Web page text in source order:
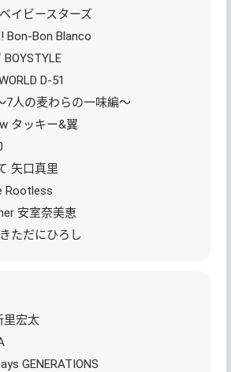
イビースターズ
Bon-Bon Blanco
D-51
7人の麦わらの一味編～
タッキー&翼
矢口真里
Rootless
安室奈美恵
ただにひろし
里宏太
GENERATIONS